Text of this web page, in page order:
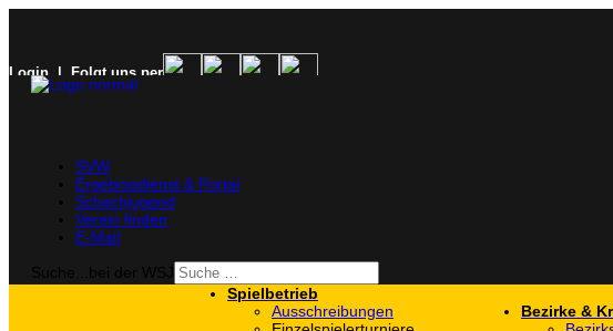
Login | Folgt uns per
SVW
Ergebnisdienst & Portal
Schachjugend
Verein finden
E-Mail
Spielbetrieb
Ausschreibungen
Bezirke &